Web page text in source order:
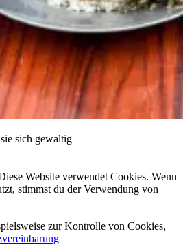
sich gewaltig
Website verwendet Cookies. Wenn
stimmst du der Verwendung von
zur Kontrolle von Cookies,